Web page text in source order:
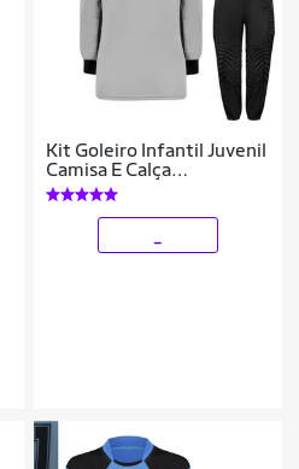
Kit Goleiro Infantil Juvenil
Camisa E Calça
Acolchoada Novo Modelo